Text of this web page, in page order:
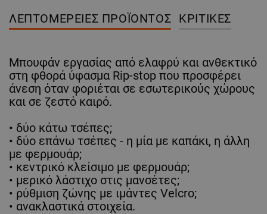
ΛΕΠΤΟΜΈΡΕΙΕΣ ΠΡΟΪΌΝΤΟΣ ΚΡΙΤΙΚΈΣ
Μπουφάν εργασίας από ελαφρύ και ανθεκτικό
στη φθορά ύφασμα Rip-stop που προσφέρει
άνεση όταν φοριέται σε εσωτερικούς χώρους
και σε ζεστό καιρό.
• δύο κάτω τσέπες;
• δύο επάνω τσέπες - η μία με καπάκι, η άλλη
με φερμουάρ;
• κεντρικό κλείσιμο με φερμουάρ;
• μερικό λάστιχο στις μανσέτες;
• ρύθμιση ζώνης με ιμάντες Velcro;
• ανακλαστικά στοιχεία.